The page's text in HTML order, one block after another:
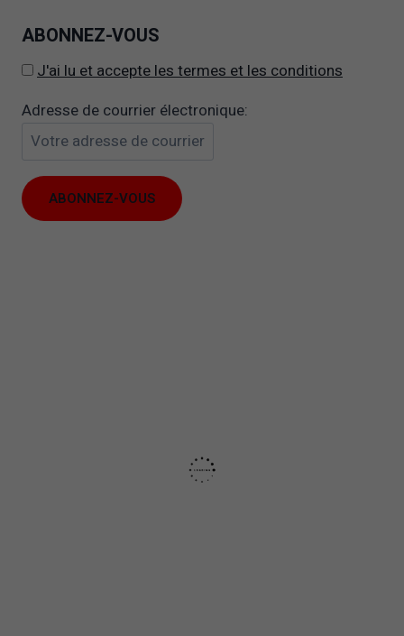
ABONNEZ-VOUS
J'ai lu et accepte les termes et les conditions
Adresse de courrier électronique: